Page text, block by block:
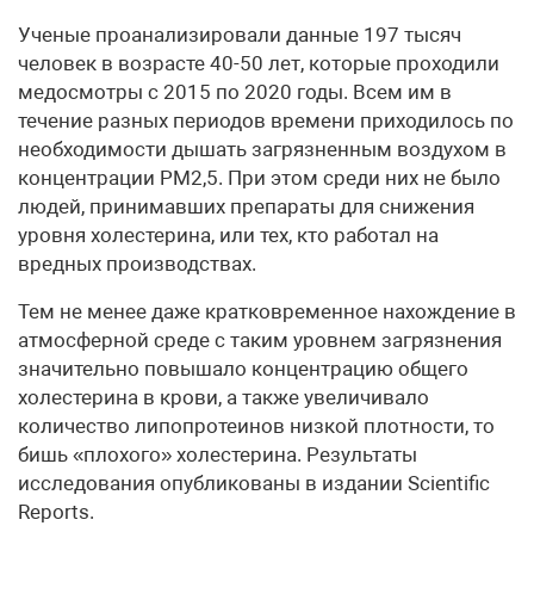
Ученые проанализировали данные 197 тысяч
человек в возрасте 40-50 лет, которые проходили
медосмотры с 2015 по 2020 годы. Всем им в
течение разных периодов времени приходилось по
необходимости дышать загрязненным воздухом в
концентрации PM2,5. При этом среди них не было
людей, принимавших препараты для снижения
уровня холестерина, или тех, кто работал на
вредных производствах.
Тем не менее даже кратковременное нахождение в
атмосферной среде с таким уровнем загрязнения
значительно повышало концентрацию общего
холестерина в крови, а также увеличивало
количество липопротеинов низкой плотности, то
бишь «плохого» холестерина. Результаты
исследования опубликованы в издании Scientific
Reports.